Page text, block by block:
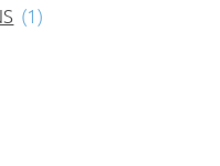
(1)